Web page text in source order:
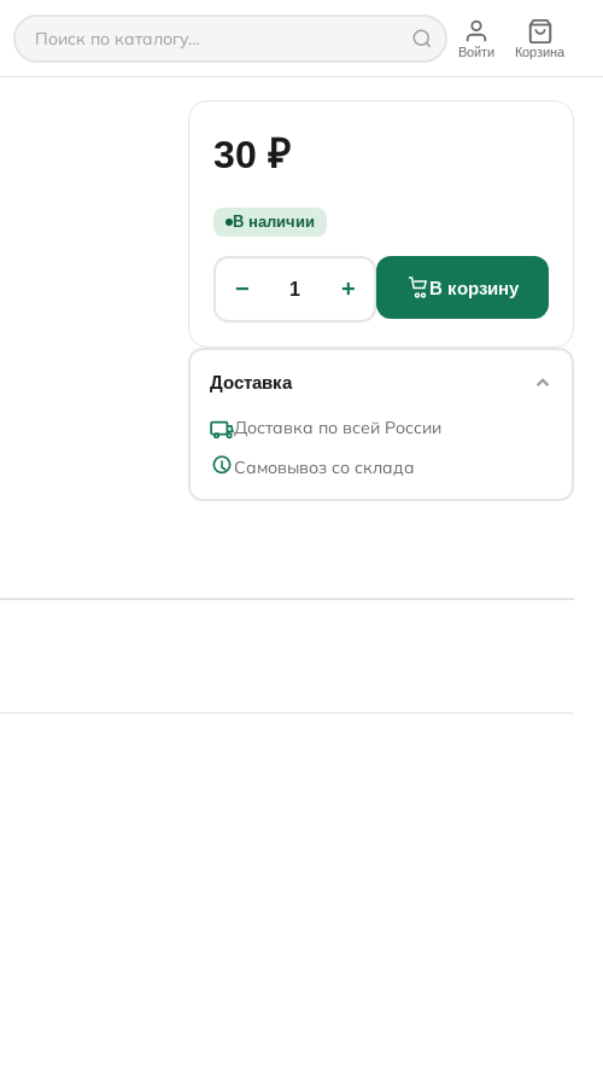
Войти Корзина
30 ₽
В наличии
− 1 + В корзину
Доставка
Доставка по всей России
Самовывоз со склада